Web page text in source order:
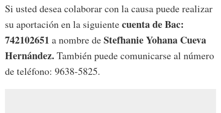
Si usted desea colaborar con la causa puede realizar
su aportación en la siguientecuenta de Bac:
742102651 a nombre deStefhanie Yohana Cueva
Hernández. También puede comunicarse al número
de teléfono: 9638-5825.